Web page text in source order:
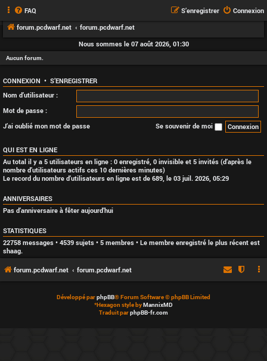
FAQ Connexion
S’enregistrer
forum.pcdwarf.net
forum.pcdwarf.net
Nous sommes le 07 août 2026, 01:30
Aucun forum.
CONNEXION • S’ENREGISTRER
Nom d’utilisateur :
Mot de passe :
J’ai oublié mon mot de passe
Se souvenir de moi
QUI EST EN LIGNE
Au total il y a 5 utilisateurs en ligne : 0 enregistré, 0 invisible et 5 invités (d’après le
nombre d’utilisateurs actifs ces 10 dernières minutes)
Le record du nombre d’utilisateurs en ligne est de 689 , le 03 juil. 2026, 05:29
ANNIVERSAIRES
Pas d’anniversaire à fêter aujourd’hui
STATISTIQUES
22758 messages • 4539 sujets • 5 membres • Le membre enregistré le plus récent est
shaag.
forum.pcdwarf.net forum.pcdwarf.net
Développé parphpBB® Forum Software © phpBB Limited
*Hexagon style byMannixMD
Traduit parphpBB-fr.com